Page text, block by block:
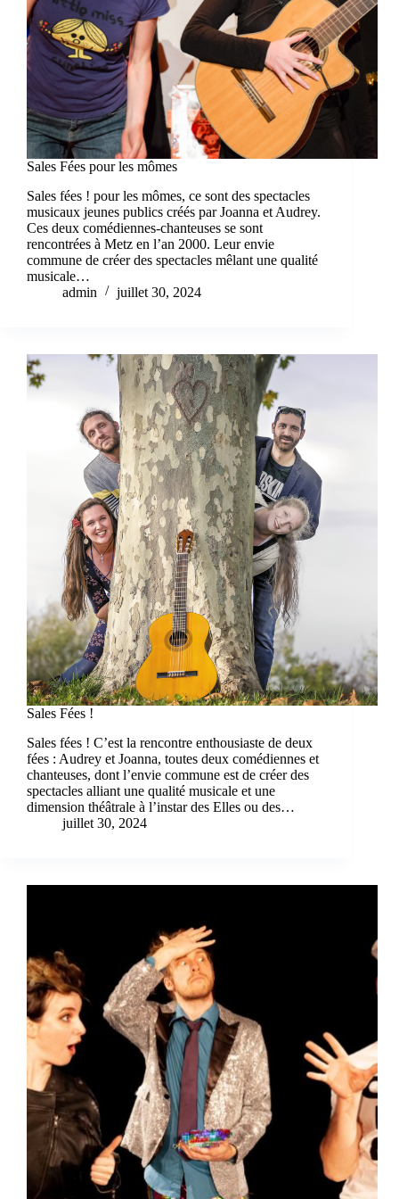
Sales Fées pour les mômes
Sales fées ! pour les mômes, ce sont des spectacles
musicaux jeunes publics créés par Joanna et Audrey.
Ces deux comédiennes-chanteuses se sont
rencontrées à Metz en l’an 2000. Leur envie
commune de créer des spectacles mêlant une qualité
musicale…
admin
juillet 30, 2024
Sales Fées !
Sales fées ! C’est la rencontre enthousiaste de deux
fées : Audrey et Joanna, toutes deux comédiennes et
chanteuses, dont l’envie commune est de créer des
spectacles alliant une qualité musicale et une
dimension théâtrale à l’instar des Elles ou des…
juillet 30, 2024